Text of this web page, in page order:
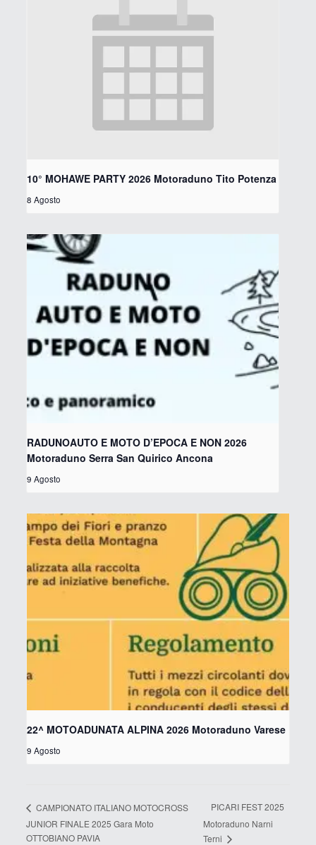
10° MOHAWE PARTY 2026 Motoraduno Tito Potenza
8 Agosto
RADUNOAUTO E MOTO D’EPOCA E NON 2026
Motoraduno Serra San Quirico Ancona
9 Agosto
22^ MOTOADUNATA ALPINA 2026 Motoraduno Varese
9 Agosto
CAMPIONATO ITALIANO MOTOCROSS
JUNIOR FINALE 2025 Gara Moto
OTTOBIANO PAVIA
PICARI FEST 2025
Motoraduno Narni
Terni